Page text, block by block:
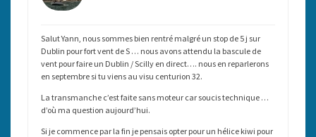
Salut Yann, nous sommes bien rentré malgré un stop de 5 j sur
Dublin pour fort vent de S … nous avons attendu la bascule de
vent pour faire un Dublin / Scilly en direct…. nous en reparlerons
en septembre si tu viens au visu centurion 32.
La transmanche c’est faite sans moteur car soucis technique …
d’où ma question aujourd’hui.
Si je commence par la fin je pensais opter pour un hélice kiwi pour